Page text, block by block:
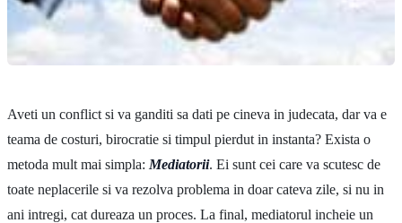
Aveti un conflict si va ganditi sa dati pe cineva in judecata, dar va e
teama de costuri, birocratie si timpul pierdut in instanta? Exista o
metoda mult mai simpla: Mediatorii. Ei sunt cei care va scutesc de
toate neplacerile si va rezolva problema in doar cateva zile, si nu in
ani intregi, cat dureaza un proces. La final, mediatorul incheie un